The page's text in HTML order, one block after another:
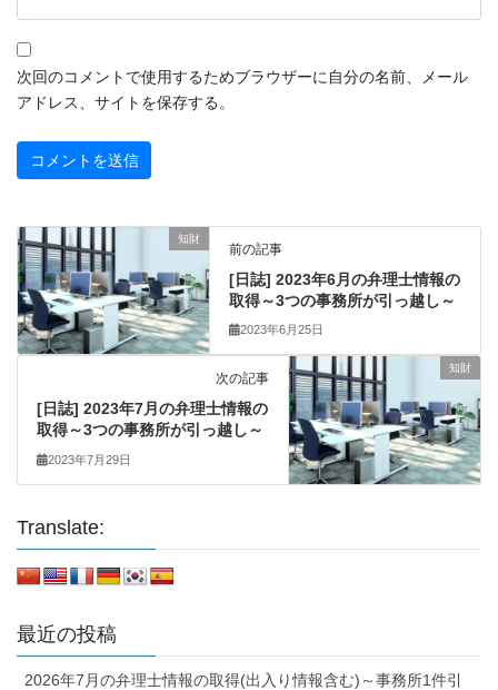
次回のコメントで使用するためブラウザーに自分の名前、メール
アドレス、サイトを保存する。
知財
前の記事
[日誌] 2023年6月の弁理士情報の
取得～3つの事務所が引っ越し～
2023年6月25日
知財
次の記事
[日誌] 2023年7月の弁理士情報の
取得～3つの事務所が引っ越し～
2023年7月29日
Translate:
最近の投稿
2026年7月の弁理士情報の取得(出入り情報含む)～事務所1件引